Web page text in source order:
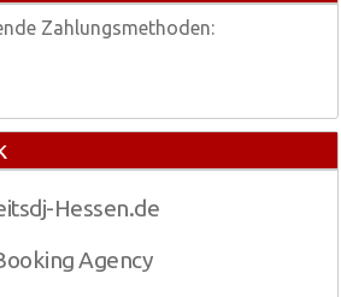
Zahlungsmethoden:
Hessen.de
Agency